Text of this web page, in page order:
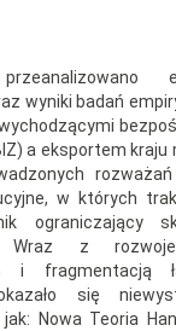
wyniki badań
a eksportem kraju
w których
ograniczający
Wraz z
i fragmentacją
się
Nowa Teoria